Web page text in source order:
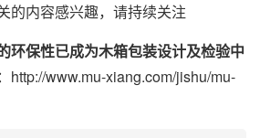
的内容感兴趣，请持续关注
环保性已成为木箱包装设计及检验中
www.mu-xiang.com/jishu/mu-